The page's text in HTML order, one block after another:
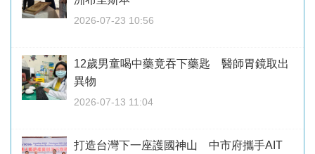
2026-07-23 10:56
12歲男童喝中藥竟吞下藥匙 醫師胃鏡取出
異物
2026-07-13 11:04
打造台灣下一座護國神山 中市府攜手AIT